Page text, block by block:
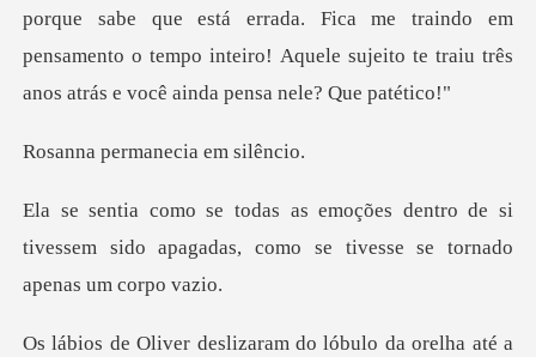
á errada. Fica me traindo em
pensamento o tempo inteiro! Aquele suj
rmanecia e
tro de si
tivessem sido apagadas, como se
óbulo da orelha até a